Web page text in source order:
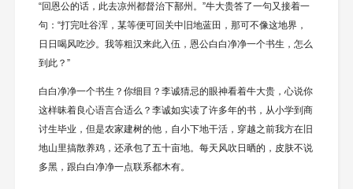
“回恩公的话，此去凉州都督治下鄯州。”牛大贵答了一句又接着一
句：“打完吐谷浑，某等便可回关中旧地蓝田，那可不像这地界，
日日喝风吃沙。我等粗汉来此入伍，恩公白白净净一个书生，怎么
到此？”
白白净净一个书生？你细目？李诚猜忌的眼神看着牛大贵，心说你
这样昧着良心语言合适么？李诚如实读了许多年的书，从小学到商
讨生毕业，但是农家建树的他，自小下地干活，穿越之前我方在旧
地山里搞散养鸡，还承包了五十亩地。每天风吹日晒的，皮肤不说
多黑，跟白白净净一点联系都木有。